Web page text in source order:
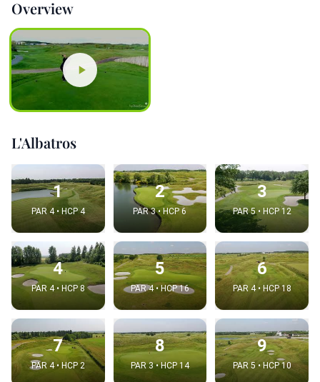
Overview
L'Albatros
1
PAR 4 • HCP 4
2
PAR 3 • HCP 6
3
PAR 5 • HCP 12
4
PAR 4 • HCP 8
5
PAR 4 • HCP 16
6
PAR 4 • HCP 18
7
PAR 4 • HCP 2
8
PAR 3 • HCP 14
9
PAR 5 • HCP 10